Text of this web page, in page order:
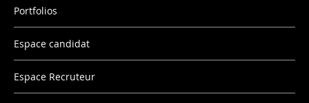
Portfolios
Espace candidat
Espace Recruteur